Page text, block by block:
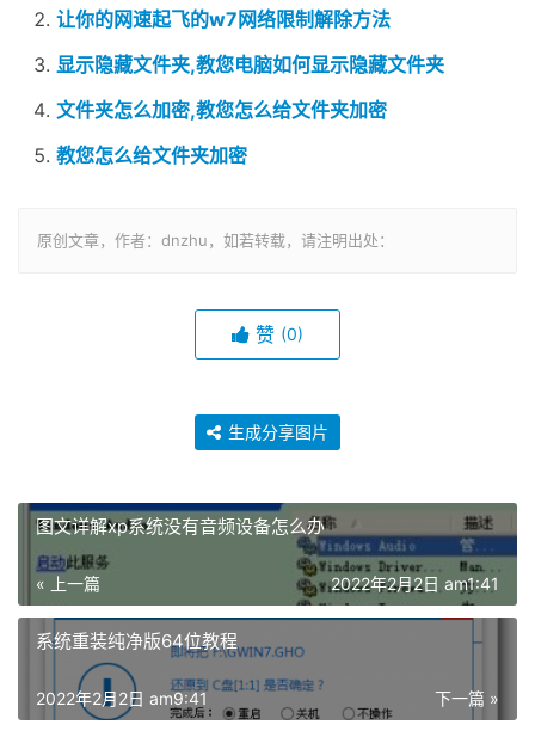
让你的网速起飞的w7网络限制解除方法
显示隐藏文件夹,教您电脑如何显示隐藏文件夹
文件夹怎么加密,教您怎么给文件夹加密
教您怎么给文件夹加密
原创文章，作者：dnzhu，如若转载，请注明出处：
赞 (0)
生成分享图片
图文详解xp系统没有音频设备怎么办
« 上一篇 2022年2月2日 am1:41
系统重装纯净版64位教程
下一篇 »
2022年2月2日 am9:41